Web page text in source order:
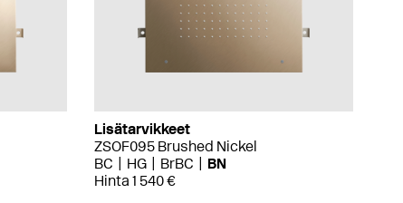
Lisätarvikkeet
ZSOF095 Brushed Nickel
BC
HG BrBC
BN
Hinta 1 540 €